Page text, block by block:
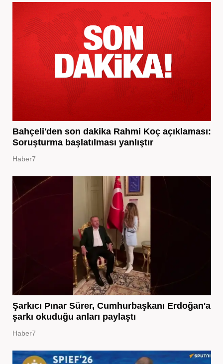
Bahçeli'den son dakika Rahmi Koç açıklaması:
Soruşturma başlatılması yanlıştır
Haber7
Şarkıcı Pınar Sürer, Cumhurbaşkanı Erdoğan'a
şarkı okuduğu anları paylaştı
Haber7